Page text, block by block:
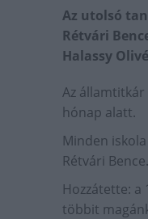
Az utolsó
Rétvári
Halassy
Az
hónap alatt.
Minden
Rétvári Bence.
Hozzátette:
többit